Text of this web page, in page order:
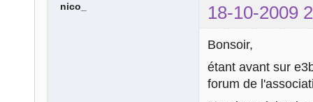
nico_ 18-10-2009
Bonsoir,
étant avant sur
forum de